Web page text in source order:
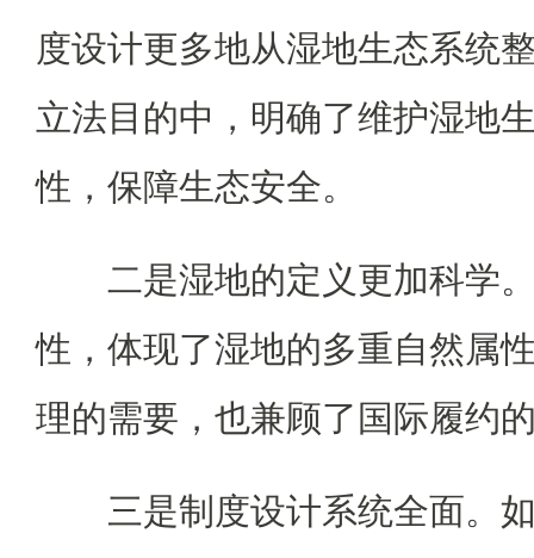
度设计更多地从湿地生态系统
立法目的中，明确了维护湿地
性，保障生态安全。
二是湿地的定义更加科学
性，体现了湿地的多重自然属
理的需要，也兼顾了国际履约
三是制度设计系统全面。